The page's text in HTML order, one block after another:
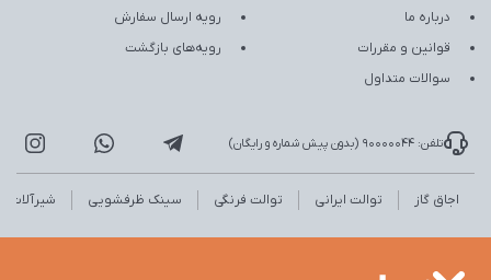
درباره ما
قوانین و مقررات
سوالات متداول
رویه ارسال سفارش
رویه‌های بازگشت
تلفن: 90000044 (بدون پیش شماره و رایگان)
اجاق گاز توالت ایرانی توالت فرنگی سینک ظرفشویی شیرآلات